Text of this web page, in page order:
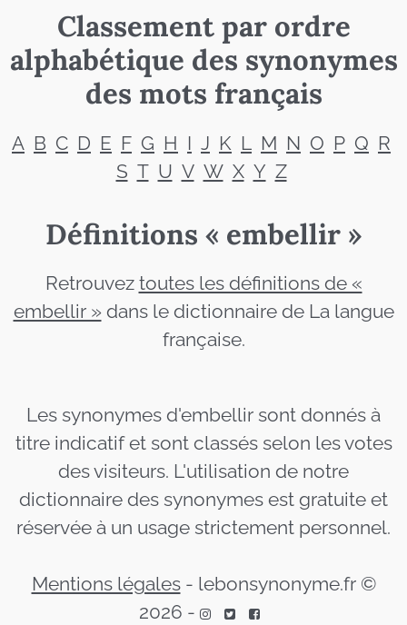
Classement par ordre
alphabétique des synonymes
des mots français
A B C D E F G H I J K L M N O P Q R
S T U V W X Y Z
Définitions « embellir »
Retrouvez toutes les définitions de «
embellir »dans le dictionnaire de La langue
française.
Les synonymes d'embellir sont donnés à
titre indicatif et sont classés selon les votes
des visiteurs. L'utilisation de notre
dictionnaire des synonymes est gratuite et
réservée à un usage strictement personnel.
Mentions légales- lebonsynonyme.fr ©
2026 -